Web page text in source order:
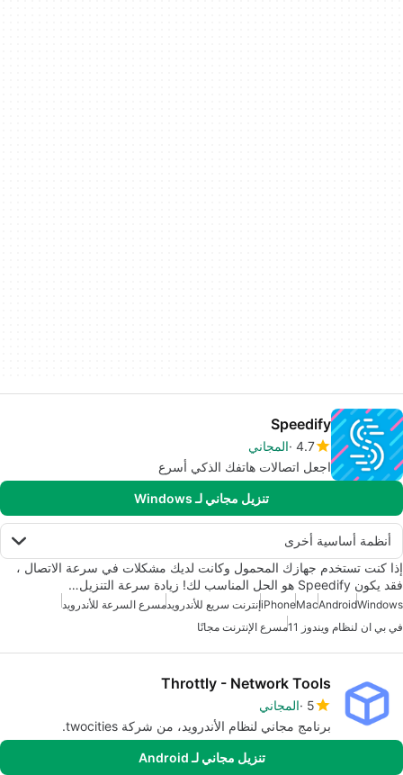
Speedify
4.7 المجاني
اجعل اتصالات هاتفك الذكي أسرع
تنزيل مجاني لـ Windows
أنظمة أساسية أخرى
إذا كنت تستخدم جهازك المحمول وكانت لديك مشكلات في سرعة الاتصال ،
فقد يكون Speedify هو الحل المناسب لك! زيادة سرعة التنزيل…
Windows
Android
Mac
iPhoneإنترنت سريع للأندرويدمسرع السرعة للأندرويد
في بي ان لنظام ويندوز 11
مسرع الإنترنت مجانًا
Throttly - Network Tools
5 المجاني
برنامج مجاني لنظام الأندرويد، من شركة twocities.
تنزيل مجاني لـ Android